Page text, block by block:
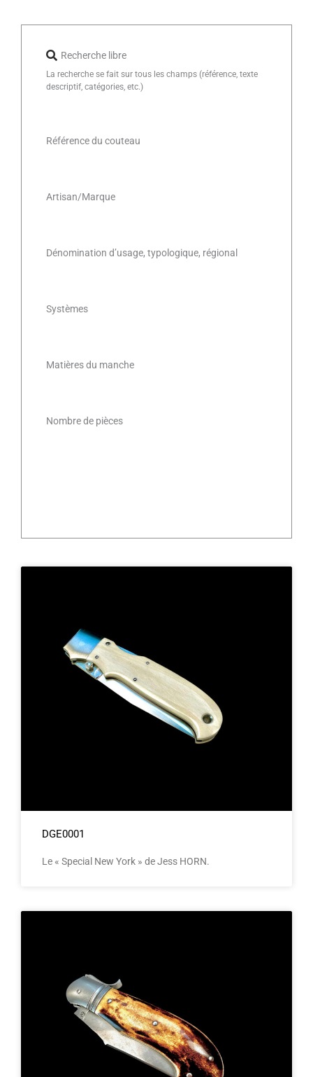
Recherche libre
La recherche se fait sur tous les champs (référence, texte
descriptif, catégories, etc.)
Référence du couteau
Artisan/Marque
Dénomination d’usage, typologique, régional
Systèmes
Matières du manche
Nombre de pièces
DGE0001
Le « Special New York » de Jess HORN.